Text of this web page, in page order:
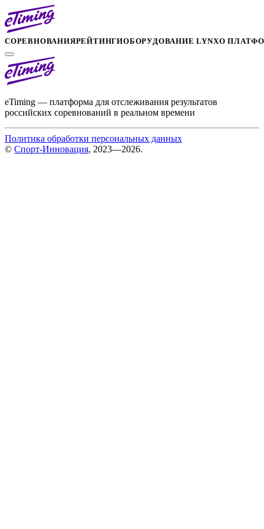
СОРЕВНОВАНИЯРЕЙТИНГИОБОРУДОВАНИЕ LYNXО
eTiming — платформа для отслеживания результатов
российских соревнований в реальном времени
Политика обработки персональных данных
© Спорт-Инновация, 2023—2026.